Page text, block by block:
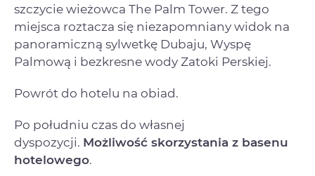
szczycie wieżowca The Palm Tower. Z tego
miejsca roztacza się niezapomniany widok na
panoramiczną sylwetkę Dubaju, Wyspę
Palmową i bezkresne wody Zatoki Perskiej.
Powrót do hotelu na obiad.
Po południu czas do własnej
dyspozycji. Możliwość skorzystania z basenu
hotelowego.